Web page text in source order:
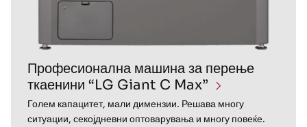
Професионална машина за перење
ткаенини “LG Giant C Max”
Голем капацитет, мали димензии. Решава многу
ситуации, секојдневни оптоварувања и многу повеќе.